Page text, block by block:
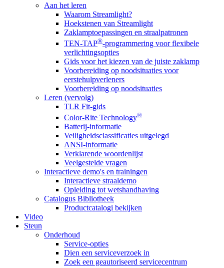
Aan het leren
Waarom Streamlight?
Hoekstenen van Streamlight
Zaklamptoepassingen en straalpatronen
TEN-TAP®-programmering voor flexibele
verlichtingsopties
Gids voor het kiezen van de juiste zaklamp
Voorbereiding op noodsituaties voor
eerstehulpverleners
Voorbereiding op noodsituaties
Leren (vervolg)
TLR Fit-gids
Color-Rite Technology®
Batterij-informatie
Veiligheidsclassificaties uitgelegd
ANSI-informatie
Verklarende woordenlijst
Veelgestelde vragen
Interactieve demo's en trainingen
Interactieve straaldemo
Opleiding tot wetshandhaving
Catalogus Bibliotheek
Productcatalogi bekijken
Video
Steun
Onderhoud
Service-opties
Dien een serviceverzoek in
Zoek een geautoriseerd servicecentrum